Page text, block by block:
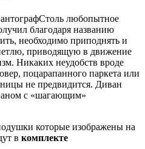
Столь любопытное
благодаря названию
необходимо приподнять и
приводящую в движение
Никаких неудобств вроде
поцарапанного паркета или
не предвидится. Диван
с «шагающим»
которые изображены на
в комплекте